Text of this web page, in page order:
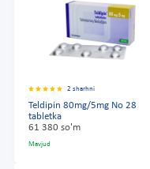
2 sharhni
Teldipin 80mg/5mg No 28
tabletka
61 380 so'm
Mavjud